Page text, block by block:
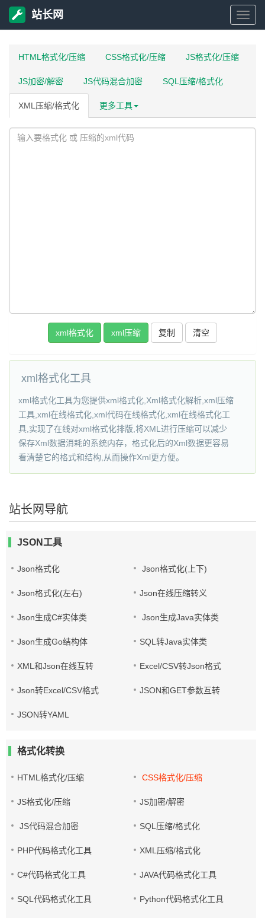
站
站长网
HTML格式化/压缩 CSS格式化/压缩 JS格式化/压缩
JS加密/解密 JS代码混合加密 SQL压缩/格式化
XML压缩/格式化 更多工具
复制
xml格式化工具
xml格式化工具为您提供xml格式化,Xml格式化解析,xml压缩
工具,xml在线格式化,xml代码在线格式化,xml在线格式化工
具,实现了在线对xml格式化排版,将XML进行压缩可以减少
保存Xml数据消耗的系统内存，格式化后的Xml数据更容易
看清楚它的格式和结构,从而操作Xml更方便。
站长网导航
JSON工具
Json格式化 Json格式化(上下)
Json格式化(左右) Json在线压缩转义
Json生成C#实体类 Json生成Java实体类
Json生成Go结构体 SQL转Java实体类
XML和Json在线互转 Excel/CSV转Json格式
Json转Excel/CSV格式 JSON和GET参数互转
JSON转YAML
格式化转换
HTML格式化/压缩 CSS格式化/压缩
JS格式化/压缩 JS加密/解密
JS代码混合加密 SQL压缩/格式化
PHP代码格式化工具 XML压缩/格式化
C#代码格式化工具 JAVA代码格式化工具
SQL代码格式化工具 Python代码格式化工具